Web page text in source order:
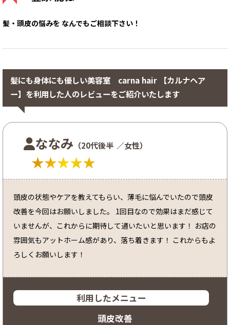
髪・頭皮の悩みを なんでもご相談下さい！
髪にも身体にも優しい美容室 carna hair 【カルナヘア
ー】を利用した人のレビューをご紹介いたします
ななみ （20代後半 ／女性）
★★★★★
頭皮の状態やケアを教えてもらい、薄毛に悩んでいたので頭皮
改善を今回はお願いしました。 1回目なので効果はまだ感じて
いませんが、これからに期待して通いたいと思います！ お店の
雰囲気もアットホーム感があり、落ち着きます！ これからもよ
ろしくお願いします！
利用したメニュー
頭皮改善